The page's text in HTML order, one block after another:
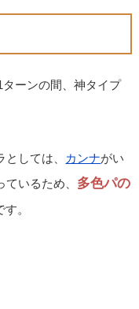
ーンの間、神タイプ
しては、 カンナがい
いるため、 多色パの
。